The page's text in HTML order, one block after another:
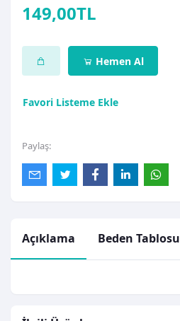
149,00TL
Hemen Al
Favori Listeme Ekle
Paylaş:
Açıklama Beden Tablosu